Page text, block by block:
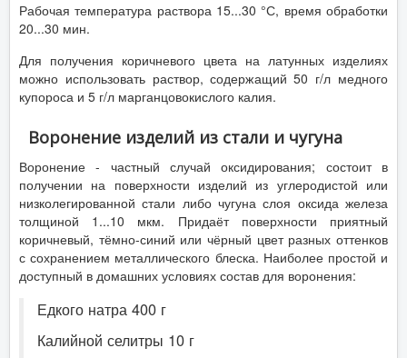
Рабочая температура раствора 15...30 °С, время обработки
20...30 мин.
Для получения коричневого цвета на латунных изделиях
можно использовать раствор, содержащий 50 г/л медного
купороса и 5 г/л марганцовокислого калия.
Воронение изделий из стали и чугуна
Воронение - частный случай оксидирования; состоит в
получении на поверхности изделий из углеродистой или
низколегированной стали либо чугуна слоя оксида железа
толщиной 1...10 мкм. Придаёт поверхности приятный
коричневый, тёмно-синий или чёрный цвет разных оттенков
с сохранением металлического блеска. Наиболее простой и
доступный в домашних условиях состав для воронения:
Едкого натра 400 г
Калийной селитры 10 г